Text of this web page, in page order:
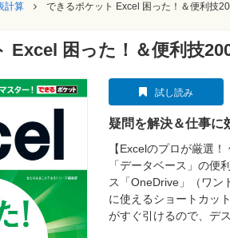
計算 できるポケット Excel 困った！＆便利技
Excel 困った！＆便利技
試し読み
疑問を解決＆仕事に
【Excelのプロが厳選
「データベース」の便
ス「OneDrive」（ワン
に使えるショートカッ
がすぐ引けるので、デ